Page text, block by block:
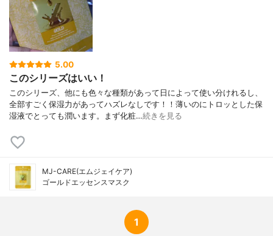
5.00
このシリーズはいい！
このシリーズ、他にも色々な種類があって日によって使い分けれるし、
全部すごく保湿力があってハズレなしです！！薄いのにトロッとした保
湿液でとっても潤います。まず化粧…続きを見る
MJ-CARE(エムジェイケア)
ゴールドエッセンスマスク
1